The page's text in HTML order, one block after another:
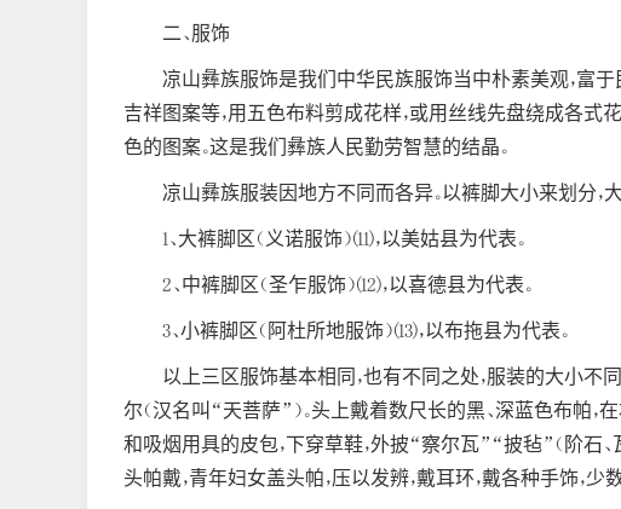
二、服饰
凉山彝族服饰是我们中华民族服饰当中朴素美观，富于民
吉祥图案等，用五色布料剪成花样，或用丝线先盘绕成各
色的图案。这是我们彝族人民勤劳智慧的结晶。
凉山彝族服装因地方不同而各异。以裤脚大小来划分，大
1、大裤脚区（义诺服饰）(11)，以美姑县为代表。
2、中裤脚区（圣乍服饰）(12)，以喜德县为代表。
3、小裤脚区（阿杜所地服饰）(13)，以布拖县为代表。
以上三区服饰基本相同，也有不同之处，服装的大小不
尔（汉名叫“天菩萨”）。头上戴着数尺长的黑、深蓝色布帕
和吸烟用具的皮包，下穿草鞋，外披“察尔瓦”“披毡”（阶石
头帕戴，青年妇女盖头帕，压以发辨，戴耳环，戴各种手饰，